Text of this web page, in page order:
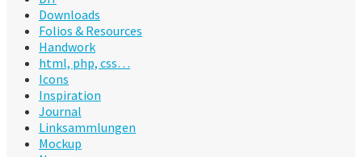
Downloads
Folios & Resources
Handwork
html, php, css…
Icons
Inspiration
Journal
Linksammlungen
Mockup